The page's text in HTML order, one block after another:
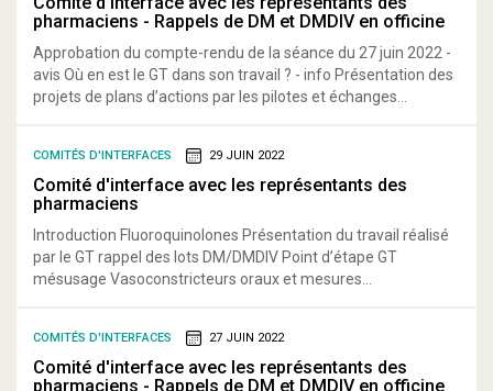
pharmaciens - Rappels de DM et DMDIV en officine
Approbation du compte-rendu de la séance du 27 juin 2022 -
avis Où en est le GT dans son travail ? - info Présentation des
projets de plans d’actions par les pilotes et échanges...
COMITÉS D'INTERFACES 29 JUIN 2022
Comité d'interface avec les représentants des
pharmaciens
Introduction Fluoroquinolones Présentation du travail réalisé
par le GT rappel des lots DM/DMDIV Point d’étape GT
mésusage Vasoconstricteurs oraux et mesures...
COMITÉS D'INTERFACES 27 JUIN 2022
Comité d'interface avec les représentants des
pharmaciens - Rappels de DM et DMDIV en officine